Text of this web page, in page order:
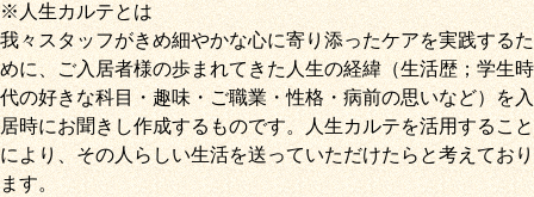
※人生カルテとは
我々スタッフがきめ細やかな心に寄り添ったケアを実践するた
めに、ご入居者様の歩まれてきた人生の経緯（生活歴；学生時
代の好きな科目・趣味・ご職業・性格・病前の思いなど）を入
居時にお聞きし作成するものです。人生カルテを活用すること
により、その人らしい生活を送っていただけたらと考えており
ます。